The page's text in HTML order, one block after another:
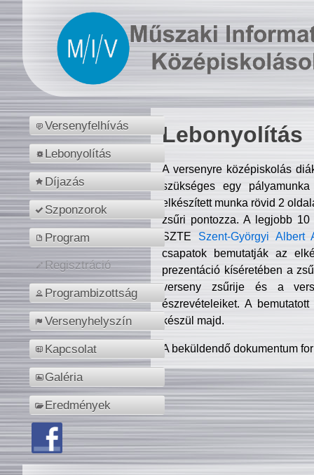
Versenyfelhívás
Lebonyolítás
Díjazás
Szponzorok
Program
Regisztráció
Programbizottság
Versenyhelyszín
Kapcsolat
Galéria
Eredmények
Lebonyolítás
A versenyre középiskolás
szükséges egy
elkészített munka rövid 2
zsűri pontozza. A legjobb
SZTE Szent-Györgyi Albert
csapatok bemutatják az
prezentáció kíséretében a
verseny zsűrije és a
észrevételeiket. A
készül majd.
A beküldendő dokumentum